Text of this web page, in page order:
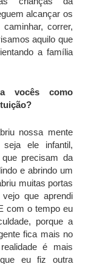
alcançar os
correr,
aquilo que
a família
vocês como
nossa mente
ele infantil,
precisam da
e abrindo um
muitas portas
que aprendi
com o tempo eu
porque a
fica mais no
é mais
eu fiz outra